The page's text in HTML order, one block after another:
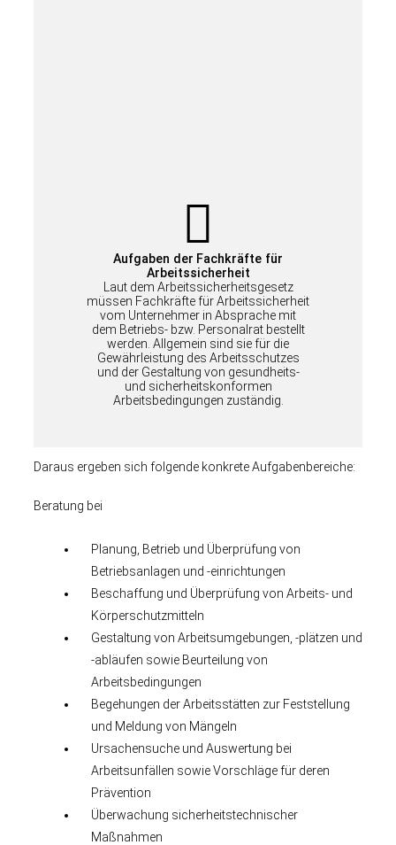
Aufgaben der Fachkräfte für
Arbeitssicherheit
Laut dem Arbeitssicherheitsgesetz
müssen Fachkräfte für Arbeitssicherheit
vom Unternehmer in Absprache mit
dem Betriebs- bzw. Personalrat bestellt
werden. Allgemein sind sie für die
Gewährleistung des Arbeitsschutzes
und der Gestaltung von gesundheits-
und sicherheitskonformen
Arbeitsbedingungen zuständig.
Daraus ergeben sich folgende konkrete Aufgabenbereiche:
Beratung bei
Planung, Betrieb und Überprüfung von
Betriebsanlagen und -einrichtungen
Beschaffung und Überprüfung von Arbeits- und
Körperschutzmitteln
Gestaltung von Arbeitsumgebungen, -plätzen und
-abläufen sowie Beurteilung von
Arbeitsbedingungen
Begehungen der Arbeitsstätten zur Feststellung
und Meldung von Mängeln
Ursachensuche und Auswertung bei
Arbeitsunfällen sowie Vorschläge für deren
Prävention
Überwachung sicherheitstechnischer
Maßnahmen